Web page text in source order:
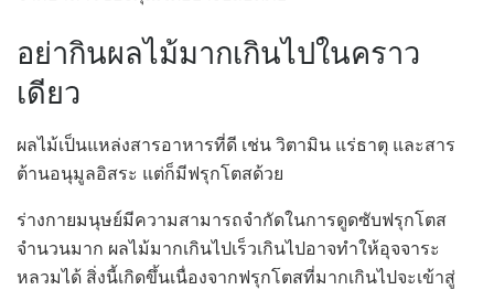
อย่ากินผลไม้มากเกินไปในคราว
เดียว
ผลไม้เป็นแหล่งสารอาหารที่ดี เช่น วิตามิน แร่ธาตุ และสาร
ต้านอนุมูลอิสระ แต่ก็มีฟรุกโตสด้วย
ร่างกายมนุษย์มีความสามารถจำกัดในการดูดซับฟรุกโตส
จำนวนมาก ผลไม้มากเกินไปเร็วเกินไปอาจทำให้อุจจาระ
หลวมได้ สิ่งนี้เกิดขึ้นเนื่องจากฟรุกโตสที่มากเกินไปจะเข้าสู่